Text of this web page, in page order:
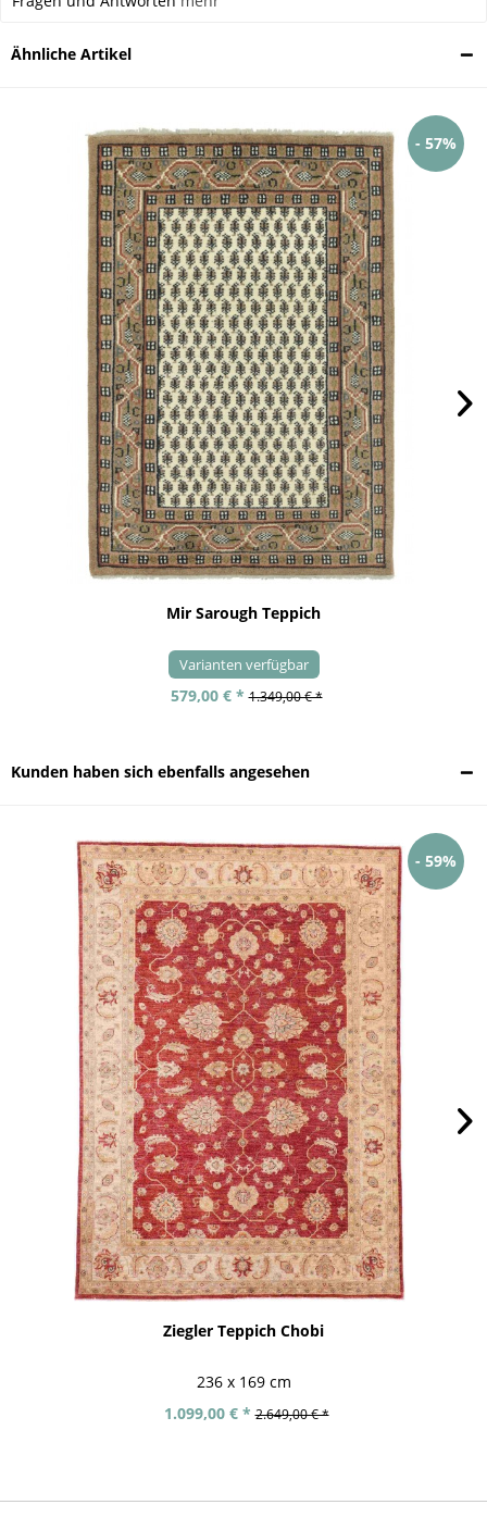
Ähnliche Artikel
- 57%
Mir Sarough Teppich
Varianten verfügbar
579,00 € * 1.349,00 € *
Kunden haben sich ebenfalls angesehen
- 59%
Ziegler Teppich Chobi
236 x 169 cm
1.099,00 € * 2.649,00 € *